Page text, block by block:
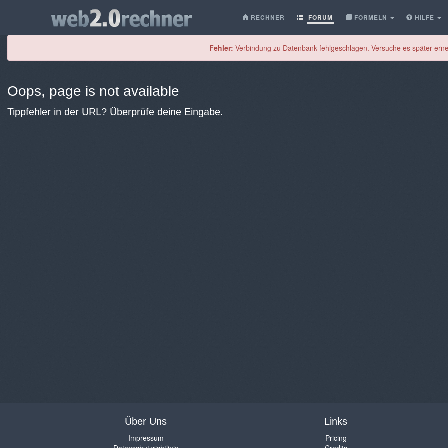
RECHNER FORUM FORMELN HILFE
Fehler: Verbindung zu Datenbank fehlgeschlagen. Versuche es später
Oops, page is not available
Tippfehler in der URL? Überprüfe deine Eingabe.
Über Uns
Impressum
Links
Pricing